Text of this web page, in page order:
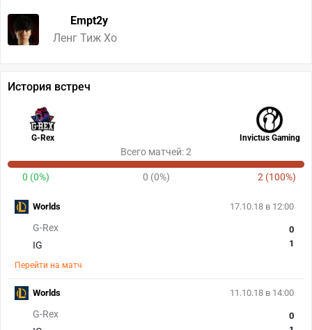
Empt2y
Ленг Тиж Хо
История встреч
G-Rex Invictus Gaming
Всего матчей: 2
0 (0%) 0 (0%) 2 (100%)
17.10.18 в 12:00
G-Rex
IG
0
1
Перейти на матч
Worlds
11.10.18 в 14:00
G-Rex
0
Worlds